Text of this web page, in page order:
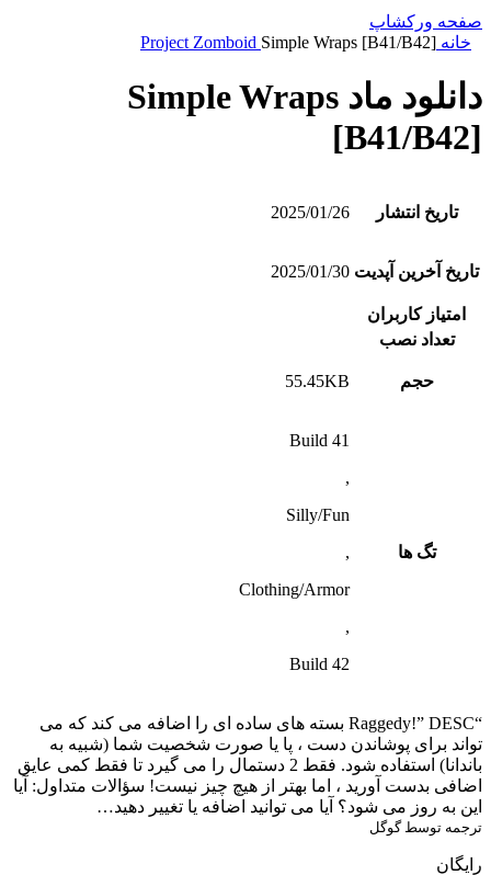
صفحه ورکشاپ
خانه
Project Zomboid Simple Wraps [B41/B42]
دانلود ماد Simple Wraps
[B41/B42]
تاریخ انتشار 2025/01/26
تاریخ آخرین آپدیت 2025/01/30
امتیاز کاربران
تعداد نصب
حجم 55.45KB
تگ ها
Build 41
,
Silly/Fun
,
Clothing/Armor
,
Build 42
“Raggedy!” DESC بسته های ساده ای را اضافه می کند که می
تواند برای پوشاندن دست ، پا یا صورت شخصیت شما (شبیه به
باندانا) استفاده شود. فقط 2 دستمال را می گیرد تا فقط کمی عایق
اضافی بدست آورید ، اما بهتر از هیچ چیز نیست! سؤالات متداول: آیا
این به روز می شود؟ آیا می توانید اضافه یا تغییر دهید…
ترجمه توسط گوگل
رایگان